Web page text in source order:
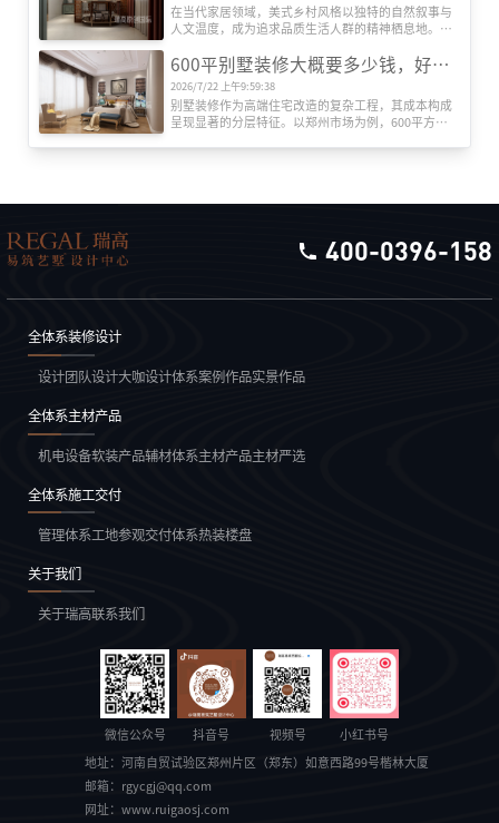
在当代家居领域，美式乡村风格以独特的自然叙事与
人文温度，成为追求品质生活人群的精神栖息地。这
建人与自然的深度对话，其价值体现在设计哲学与实
600平别墅装修大概要多少钱，好的别墅装修公司推荐
2026/7/22 上午9:59:38
别墅装修作为高端住宅改造的复杂工程，其成本构成
呈现显著的分层特征。以郑州市场为例，600平方米
400-0396-158
全体系装修设计
设计团队设计大咖设计体系案例作品实景作品
全体系主材产品
机电设备软装产品辅材体系主材产品主材严选
全体系施工交付
管理体系工地参观交付体系热装楼盘
关于我们
关于瑞高联系我们
微信公众号 抖音号 视频号 小红书号
地址： 河南自贸试验区郑州片区（郑东）如意西路99号楷林大厦
邮箱：
rgycgj@qq.com
网址： www.ruigaosj.com